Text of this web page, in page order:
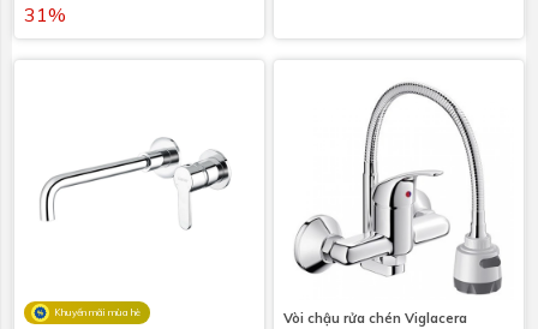
31%
Khuyến mãi mùa hè
Vòi chậu rửa chén Viglacera